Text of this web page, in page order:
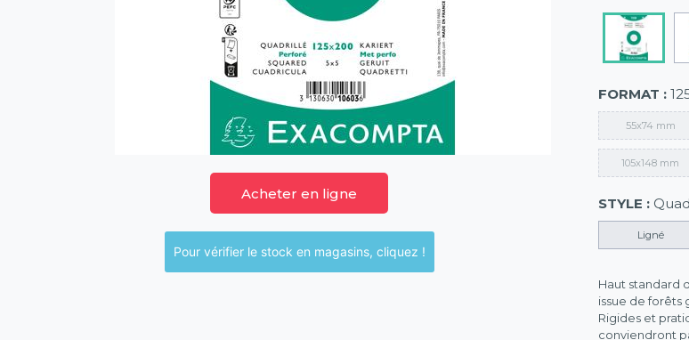
Acheter en ligne
Pour vérifier le stock en magasins, cliquez !
FORMAT :
55x74 mm
105x148 mm
STYLE :
Ligné
Haut standard
issue de forêts
Rigides et
conviendront